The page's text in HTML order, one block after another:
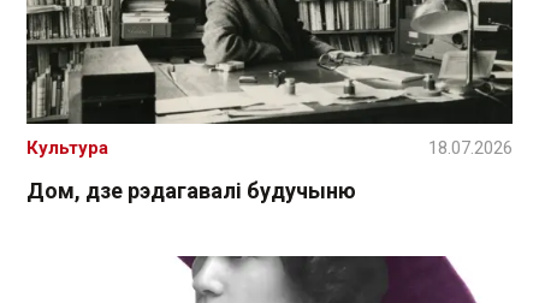
Дом, дзе рэдагавалі будучыню
Культура 18.07.2026